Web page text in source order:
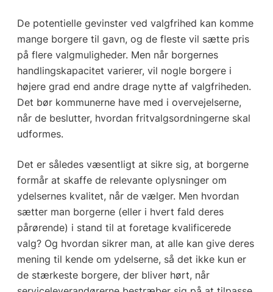
De potentielle gevinster ved valgfrihed kan komme
mange borgere til gavn, og de fleste vil sætte pris
på flere valgmuligheder. Men når borgernes
handlingskapacitet varierer, vil nogle borgere i
højere grad end andre drage nytte af valgfriheden.
Det bør kommunerne have med i overvejelserne,
når de beslutter, hvordan fritvalgsordningerne skal
udformes.
Det er således væsentligt at sikre sig, at borgerne
formår at skaffe de relevante oplysninger om
ydelsernes kvalitet, når de vælger. Men hvordan
sætter man borgerne (eller i hvert fald deres
pårørende) i stand til at foretage kvalificerede
valg? Og hvordan sikrer man, at alle kan give deres
mening til kende om ydelserne, så det ikke kun er
de stærkeste borgere, der bliver hørt, når